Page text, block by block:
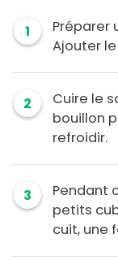
1
Préparer
Ajouter
2
Cuire le
bouillon
refroidir.
3
Pendant
petits
cuit, une